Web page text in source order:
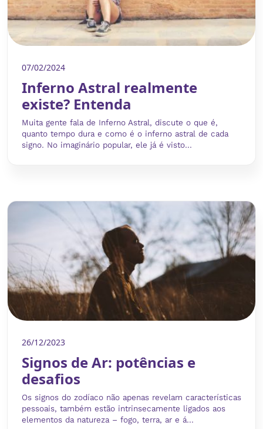
07/02/2024
Inferno Astral realmente
existe? Entenda
Muita gente fala de Inferno Astral, discute o que é,
quanto tempo dura e como é o inferno astral de cada
signo. No imaginário popular, ele já é visto...
26/12/2023
Signos de Ar: potências e
desafios
Os signos do zodíaco não apenas revelam características
pessoais, também estão intrinsecamente ligados aos
elementos da natureza – fogo, terra, ar e á...